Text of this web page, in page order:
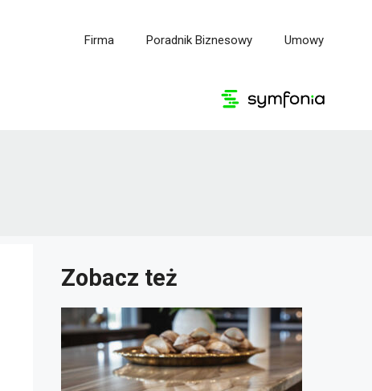
Firma Poradnik Biznesowy Umowy
Zobacz też